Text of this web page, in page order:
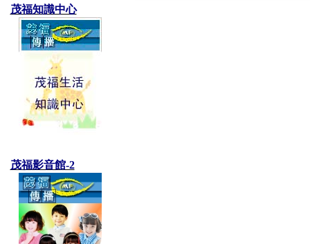
茂福知識中心
茂福影音館-2